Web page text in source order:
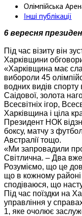
Олімпійська
Інші публікації
6 вересня
Під час візиту він
Харківщини
«Харківщина має
вибороли 45
водних видів
Саідової, золота
Всесвітніх ігор,
Харківщина і ціла
Президент НОК
боксу, матчу з
Австралії тощо.
«Ми запровадили
Світлична. – Два
Розуміємо, що це
що в кожному районі
сподіваюся, що
Під час поїздки на
управління у
1, яке очолює